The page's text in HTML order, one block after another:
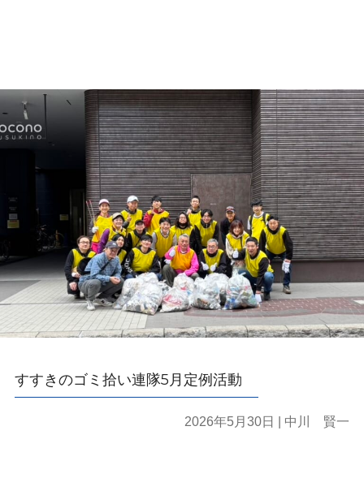
すすきのゴミ拾い連隊5月定例活動
2026年5月30日 | 中川 賢一